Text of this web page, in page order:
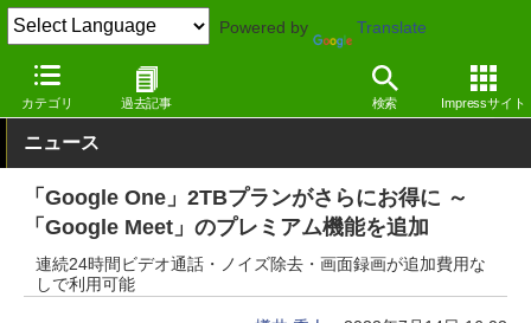
Powered by Translate
カテゴリ 過去記事 検索 Impressサイト
窓の杜 オフィス・ドキュメント Webサービス
ニュース
「Google One」2TBプランがさらにお得に ～
「Google Meet」のプレミアム機能を追加
連続24時間ビデオ通話・ノイズ除去・画面録画が追加費用な
しで利用可能